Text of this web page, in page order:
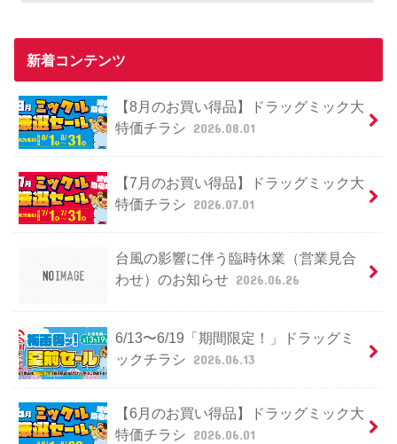
新着コンテンツ
【8月のお買い得品】ドラッグミック大
特価チラシ 2026.08.01
【7月のお買い得品】ドラッグミック大
特価チラシ 2026.07.01
台風の影響に伴う臨時休業（営業見合
わせ）のお知らせ 2026.06.26
6/13〜6/19「期間限定！」ドラッグミ
ックチラシ 2026.06.13
【6月のお買い得品】ドラッグミック大
特価チラシ 2026.06.01